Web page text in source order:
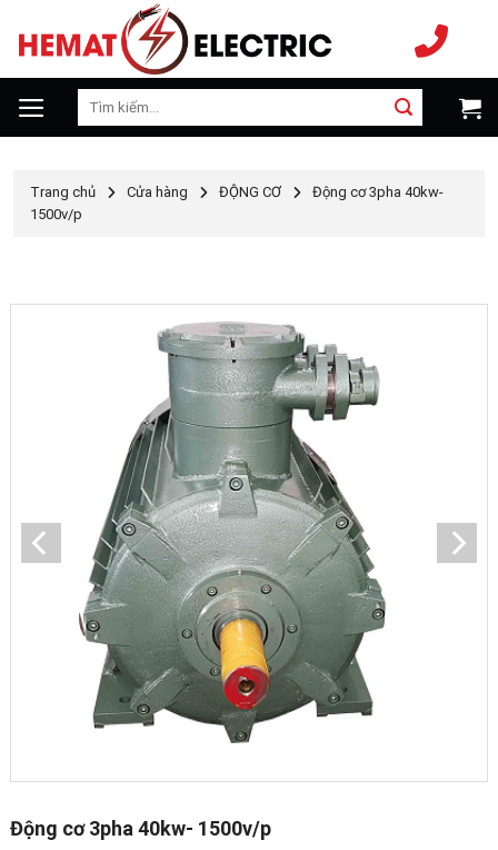
đến
dung
Tìm
Trang chủ Cửa hàng ĐỘNG CƠ
Động cơ 3pha 40kw-
1500v/p
Động cơ 3pha 40kw- 1500v/p